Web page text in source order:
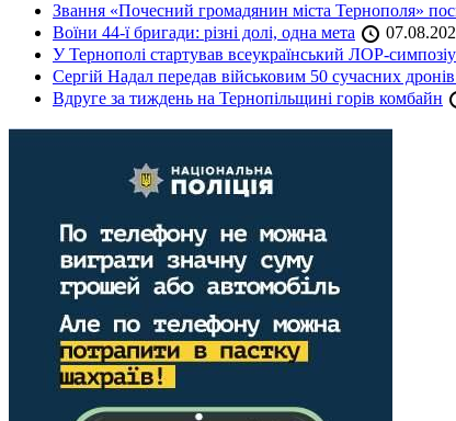
Звання «Почесний громадянин міста Тернополя»
Воїни 44-ї бригади: різні долі, одна мета
У Тернополі стартував всеукраїнський ЛОР-
Сергій Надал передав військовим 50 сучасних
Вдруге за тиждень на Тернопільщині горів комбайн